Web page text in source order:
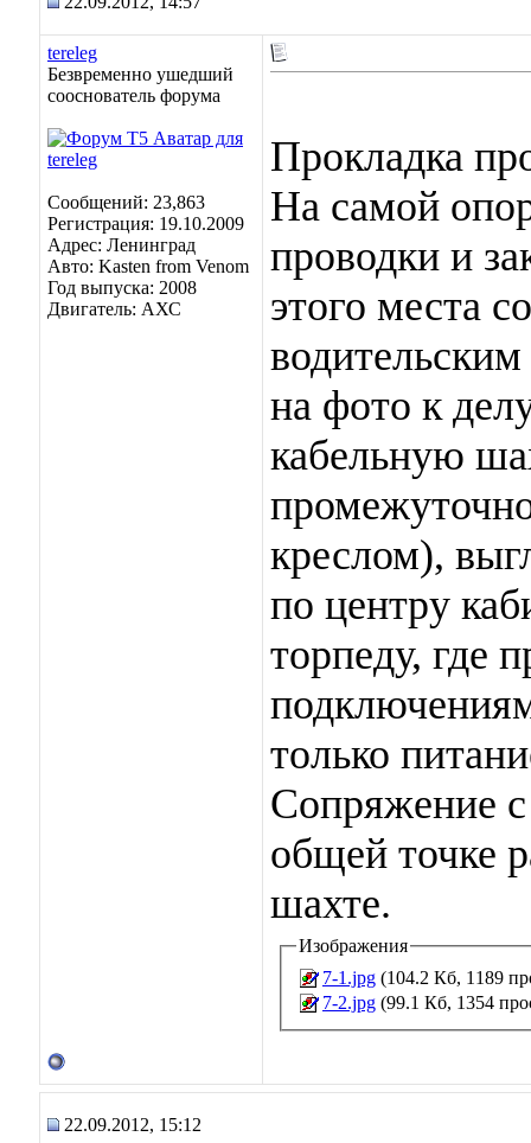
tereleg
Безвременно ушедший
сооснователь форума
Сообщений: 23,863
Регистрация: 19.10.2009
Адрес: Ленинград
Авто: Kasten from Venom
Год выпуска: 2008
Двигатель: АХС
Прокладка
На самой
проводки и
этого места
на фото к
кабельную
креслом),
по центру
торпеду, где
только
Сопряжение
общей точке
шахте.
Изображения
7-1.jpg (104.2 Кб, 1189
7-2.jpg (99.1 Кб, 1354
22.09.2012, 15:12